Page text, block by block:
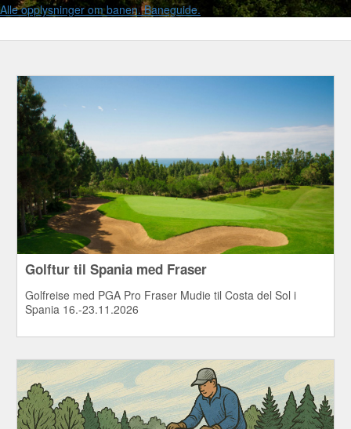
Alle opplysninger om banen. Baneguide.
Golftur til Spania med Fraser
Golfreise med PGA Pro Fraser Mudie til Costa del Sol i
Spania 16.-23.11.2026